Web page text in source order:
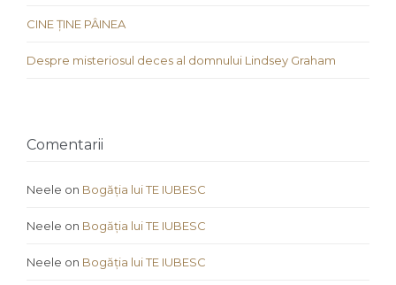
CINE ȚINE PÂINEA
Despre misteriosul deces al domnului Lindsey Graham
Comentarii
Neele on Bogăția lui TE IUBESC
Neele on Bogăția lui TE IUBESC
Neele on Bogăția lui TE IUBESC